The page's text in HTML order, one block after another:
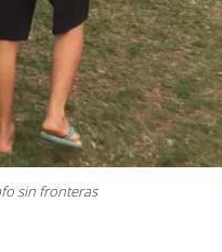
sin fronteras